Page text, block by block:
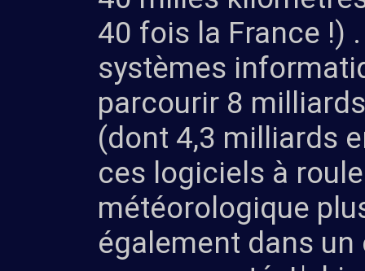
40 fois la France !)
systèmes
parcourir 8
(dont 4,3 milliards
ces logiciels à
météorologique
également dans